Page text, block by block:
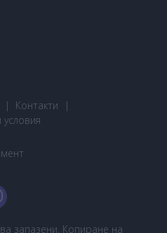
Контакти
запазени. Копиране на